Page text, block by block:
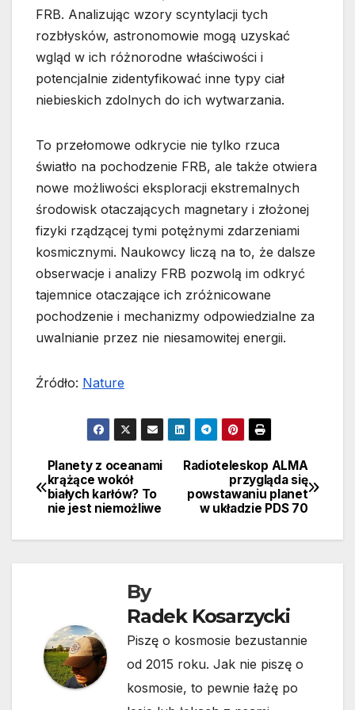
FRB. Analizując wzory scyntylacji tych
rozbłysków, astronomowie mogą uzyskać
wgląd w ich różnorodne właściwości i
potencjalnie zidentyfikować inne typy ciał
niebieskich zdolnych do ich wytwarzania.
To przełomowe odkrycie nie tylko rzuca
światło na pochodzenie FRB, ale także otwiera
nowe możliwości eksploracji ekstremalnych
środowisk otaczających magnetary i złożonej
fizyki rządzącej tymi potężnymi zdarzeniami
kosmicznymi. Naukowcy liczą na to, że dalsze
obserwacje i analizy FRB pozwolą im odkryć
tajemnice otaczające ich zróżnicowane
pochodzenie i mechanizmy odpowiedzialne za
uwalnianie przez nie niesamowitej energii.
Źródło: Nature
Nawigacja
wpisu
Radioteleskop ALMA
przygląda się
powstawaniu planet
w układzie PDS 70
Planety z oceanami
krążące wokół
białych karłów? To
nie jest niemożliwe
By
Radek Kosarzycki
Piszę o kosmosie bezustannie
od 2015 roku. Jak nie piszę o
kosmosie, to pewnie łażę po